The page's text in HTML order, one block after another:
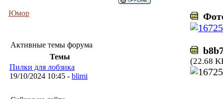
Юмор
Активные темы форума
Темы
Пилки для лобзика
19/10/2024 10:45 - blimi
(22.68